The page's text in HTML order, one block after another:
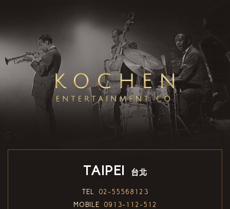
TAIPEI 台北
TEL
02-55568123
MOBILE
0913-112-512